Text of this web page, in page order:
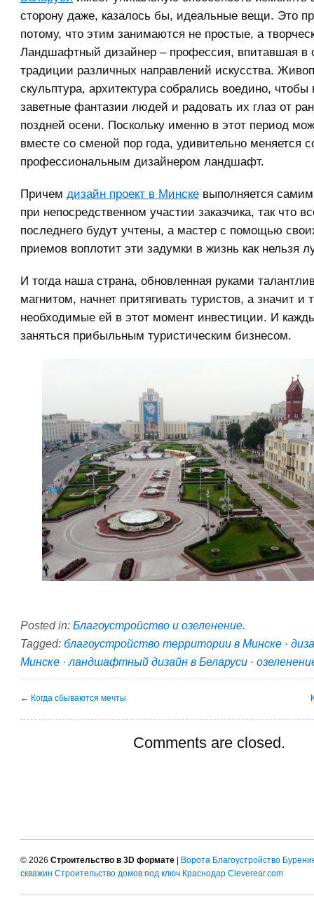
сторону даже, казалось бы, идеальные вещи. Это
потому, что этим занимаются не простые, а
Ландшафтный дизайнер – профессия, впитавшая в
традиции различных направлений искусства.
скульптура, архитектура собрались воедино, чтобы
заветные фантазии людей и радовать их глаз от
поздней осени. Поскольку именно в этот период
вместе со сменой пор года, удивительно меняется
профессиональным дизайнером ландшафт.
Причем дизайн проект в Минске выполняется
при непосредственном участии заказчика, так что
последнего будут учтены, а мастер с помощью
приемов воплотит эти задумки в жизнь как нельзя
И тогда наша страна, обновленная руками
магнитом, начнет притягивать туристов, а значит и
необходимые ей в этот момент инвестиции. И
заняться прибыльным туристическим бизнесом.
Posted in: Благоустройство и озеленение.
Tagged: благоустройство территории в Минске ·
Минске · ландшафтный дизайн в Беларуси ·
← Когда сбываются мечты
Comments are closed.
© 2026 Строительство в 3D формате | Ворота Благоустройство
скважин Строительство домов под ключ Краснодар Cleverear.com